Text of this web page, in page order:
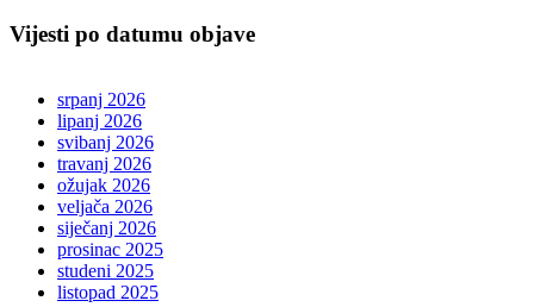
Vijesti po datumu objave
srpanj 2026
lipanj 2026
svibanj 2026
travanj 2026
ožujak 2026
veljača 2026
siječanj 2026
prosinac 2025
studeni 2025
listopad 2025